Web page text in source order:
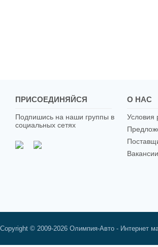
ПРИСОЕДИНЯЙСЯ
Подпишись на наши группы в
социальных сетях
О НАС
Условия
Вакансии
Copyright © 2009-2026 Олимпия-Авто - Интернет